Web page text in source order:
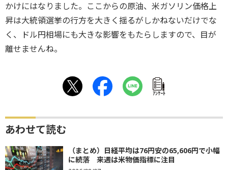
かけにはなりました。ここからの原油、米ガソリン価格上
昇は大統領選挙の行方を大きく揺るがしかねないだけでな
く、ドル円相場にも大きな影響をもたらしますので、目が
離せませんね。
ｱﾝｹｰﾄ
あわせて読む
（まとめ）日経平均は76円安の65,606円で小幅
に続落 来週は米物価指標に注目